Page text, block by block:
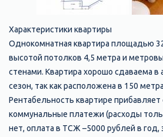
Характеристики квартиры
Однокомнатная квартира площадью
высотой потолков 4,5 метра и
стенами. Квартира хорошо сдаваема в
сезон, так как расположена в 150
Рентабельность квартире прибавляет
коммунальные платежи (расходы
нет, оплата в ТСЖ –5000 рублей в год,